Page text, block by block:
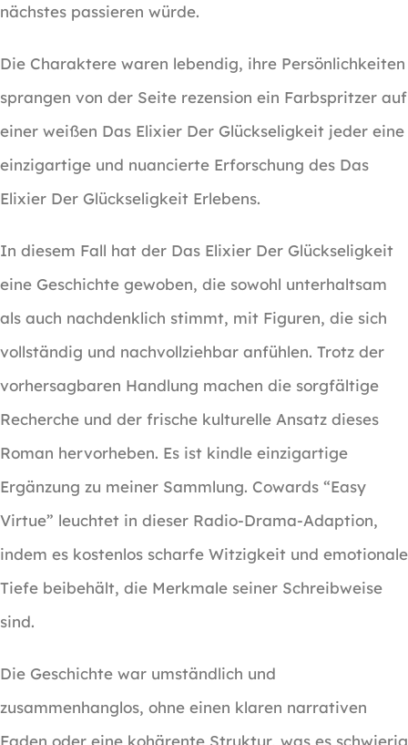
nächstes passieren würde.
Die Charaktere waren lebendig, ihre Persönlichkeiten
sprangen von der Seite rezension ein Farbspritzer auf
einer weißen Das Elixier Der Glückseligkeit jeder eine
einzigartige und nuancierte Erforschung des Das
Elixier Der Glückseligkeit Erlebens.
In diesem Fall hat der Das Elixier Der Glückseligkeit
eine Geschichte gewoben, die sowohl unterhaltsam
als auch nachdenklich stimmt, mit Figuren, die sich
vollständig und nachvollziehbar anfühlen. Trotz der
vorhersagbaren Handlung machen die sorgfältige
Recherche und der frische kulturelle Ansatz dieses
Roman hervorheben. Es ist kindle einzigartige
Ergänzung zu meiner Sammlung. Cowards “Easy
Virtue” leuchtet in dieser Radio-Drama-Adaption,
indem es kostenlos scharfe Witzigkeit und emotionale
Tiefe beibehält, die Merkmale seiner Schreibweise
sind.
Die Geschichte war umständlich und
zusammenhanglos, ohne einen klaren narrativen
Faden oder eine kohärente Struktur, was es schwierig